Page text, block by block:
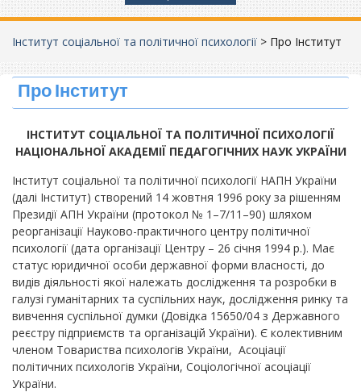
Інститут соціальної та політичної психології > Про Інститут
Про Інститут
ІНСТИТУТ СОЦІАЛЬНОЇ ТА ПОЛІТИЧНОЇ ПСИХОЛОГІЇ
НАЦІОНАЛЬНОЇ АКАДЕМІЇ ПЕДАГОГІЧНИХ НАУК УКРАЇНИ
Інститут соціальної та політичної психології НАПН України
(далі Інститут) створений 14 жовтня 1996 року за рішенням
Президії АПН України (протокол № 1–7/11–90) шляхом
реорганізації Науково-практичного центру політичної
психології (дата організації Центру – 26 січня 1994 р.). Має
статус юридичної особи державної форми власності, до
видів діяльності якої належать дослідження та розробки в
галузі гуманітарних та суспільних наук, дослідження ринку та
вивчення суспільної думки (Довідка 15650/04 з Державного
реєстру підприємств та організацій України). Є колективним
членом Товариства психологів України, Асоціації
політичних психологів України, Соціологічної асоціації
України.